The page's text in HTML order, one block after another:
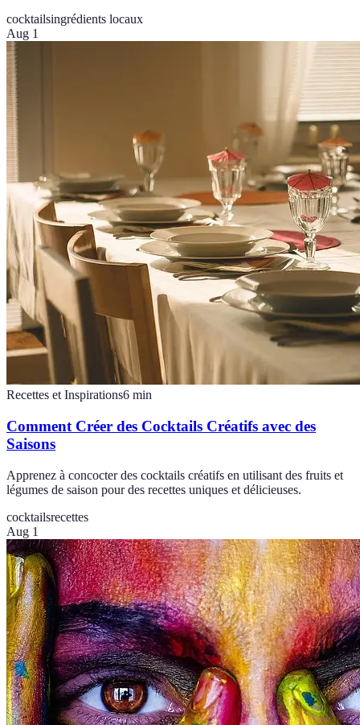
cocktailsingrédients locaux
Aug 1
Recettes et Inspirations6 min
Comment Créer des Cocktails Créatifs avec des
Saisons
Apprenez à concocter des cocktails créatifs en utilisant des fruits et
légumes de saison pour des recettes uniques et délicieuses.
cocktailsrecettes
Aug 1